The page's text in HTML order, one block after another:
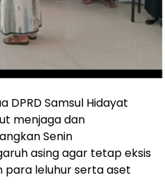
DPRD Samsul Hidayat
menjaga dan
Senin
asing agar tetap eksis
para leluhur serta aset